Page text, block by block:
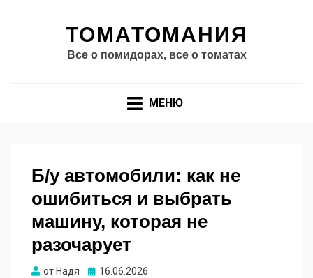
ТОМАТОМАНИЯ
Все о помидорах, все о томатах
МЕНЮ
Б/у автомобили: как не
ошибиться и выбрать
машину, которая не
разочарует
от Надя Опубликовано
16.06.2026